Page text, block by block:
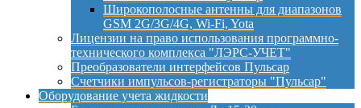
Широкополосные антенны для диапазонов
GSM 2G/3G/4G, Wi-Fi, Yota
Лицензии на право использования программно-
технического комплекса "ЛЭРС-УЧЕТ"
Преобразователи интерфейсов Пульсар
Счетчики импульсов-регистраторы "Пульсар"
Оборудование учета жидкости